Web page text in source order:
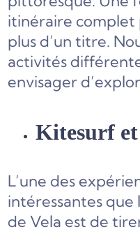
itinéraire complet
plus d’un titre.
activités
envisager
Kitesurf
L’une des
intéressantes que
de Vela est de